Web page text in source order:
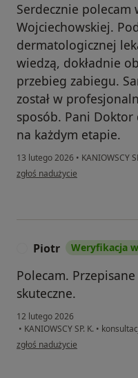
Serdecznie
Wojciechowskiej.
dermatologicznej
wiedzą, dokładnie
przebieg zabiegu.
został w
sposób. Pani
na każdym etapie.
13 lutego 2026 • KANIOWSCY
w opinii użytkownika Pacjent
zgłoś nadużycie
Piotr Weryfikacja
Polecam.
skuteczne.
12 lutego 2026
• KANIOWSCY SP. K. •
w opinii użytkownika Piotr
zgłoś nadużycie